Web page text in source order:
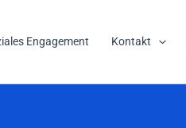
Engagement Kontakt